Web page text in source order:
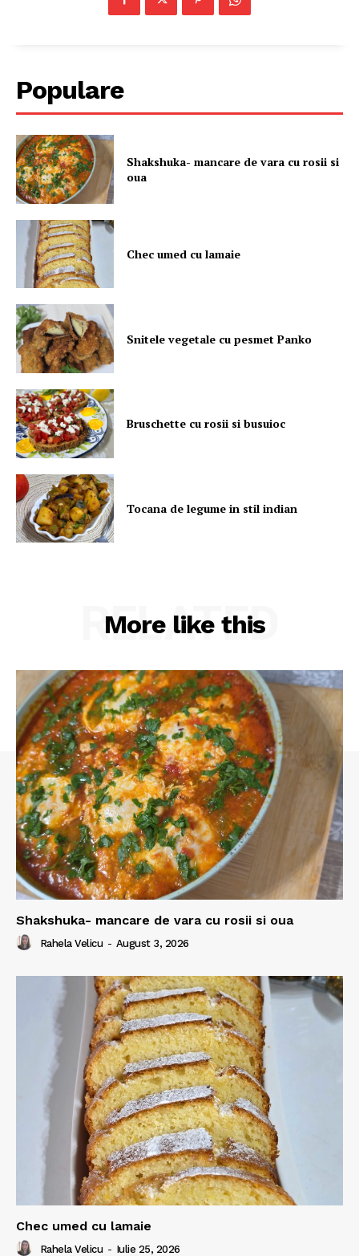
Populare
Shakshuka- mancare de vara cu rosii si
oua
Chec umed cu lamaie
Snitele vegetale cu pesmet Panko
Bruschette cu rosii si busuioc
Tocana de legume in stil indian
More like this
RELATED
Shakshuka- mancare de vara cu rosii si oua
Rahela Velicu - August 3, 2026
Chec umed cu lamaie
Rahela Velicu - Iulie 25, 2026